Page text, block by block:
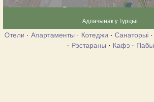
Адпачынак у Турцыі
Отели · Апартаменты · Котеджи · Санаторыі ·
· Рэстараны · Кафэ· Пабы